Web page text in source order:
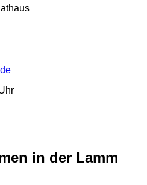
in der Lamm